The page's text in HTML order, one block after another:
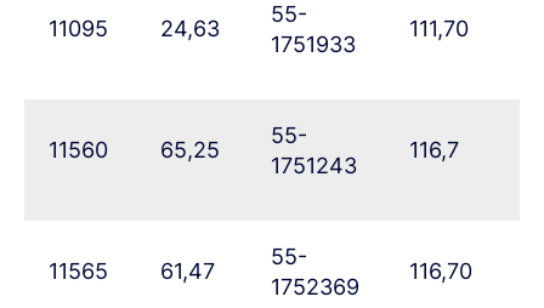
11095 24,63
55-
1751933
111,70
11560 65,25
55-
1751243
116,7
11565 61,47
55-
1752369
116,70